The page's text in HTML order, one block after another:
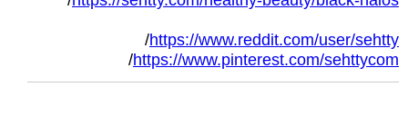
https://www.reddit.com/user/sehtty
/
https://www.pinterest.com/sehttycom
/